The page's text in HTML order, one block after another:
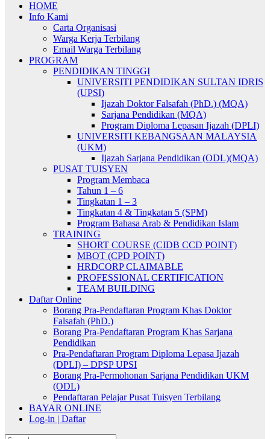
HOME
Info Kami
Carta Organisasi
Warga Kerja Terbilang
Email Warga Terbilang
PROGRAM
PENDIDIKAN TINGGI
UNIVERSITI PENDIDIKAN SULTAN IDRIS
(UPSI)
Ijazah Doktor Falsafah (PhD.) (MQA)
Sarjana Pendidikan (MQA)
Program Diploma Lepasan Ijazah (DPLI)
UNIVERSITI KEBANGSAAN MALAYSIA
(UKM)
Ijazah Sarjana Pendidikan (ODL)(MQA)
PUSAT TUISYEN
Program Membaca
Tahun 1 – 6
Tingkatan 1 – 3
Tingkatan 4 & Tingkatan 5 (SPM)
Program Bahasa Arab & Pendidikan Islam
TRAINING
SHORT COURSE (CIDB CCD POINT)
MBOT (CPD POINT)
HRDCORP CLAIMABLE
PROFESSIONAL CERTIFICATION
TEAM BUILDING
Daftar Online
Borang Pra-Pendaftaran Program Khas Doktor
Falsafah (PhD.)
Borang Pra-Pendaftaran Program Khas Sarjana
Pendidikan
Pra-Pendaftaran Program Diploma Lepasa Ijazah
(DPLI) – DPSP UPSI
Borang Pra-Permohonan Sarjana Pendidikan UKM
(ODL)
Pendaftaran Pelajar Pusat Tuisyen Terbilang
BAYAR ONLINE
Log-in | Daftar